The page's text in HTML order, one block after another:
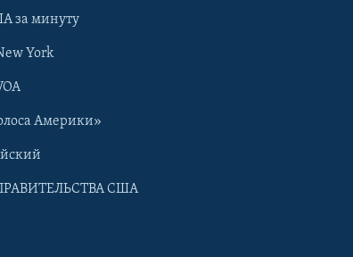
за минуту
York
Америки»
США